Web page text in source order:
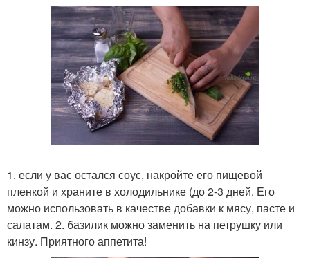
1. если у вас остался соус, накройте его пищевой
пленкой и храните в холодильнике (до 2-3 дней. Его
можно использовать в качестве добавки к мясу, пасте и
салатам. 2. базилик можно заменить на петрушку или
кинзу. Приятного аппетита!